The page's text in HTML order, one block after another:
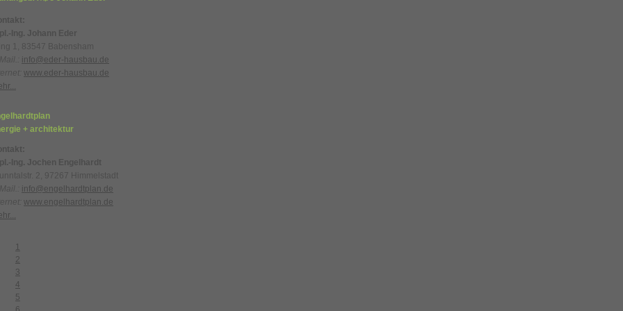
Ing. Johann Eder
1, 83547 Babensham
info@eder-hausbau.de
www.eder-hausbau.de
+ architektur
Ing. Jochen Engelhardt
2, 97267 Himmelstadt
info@engelhardtplan.de
www.engelhardtplan.de
1
2
3
4
5